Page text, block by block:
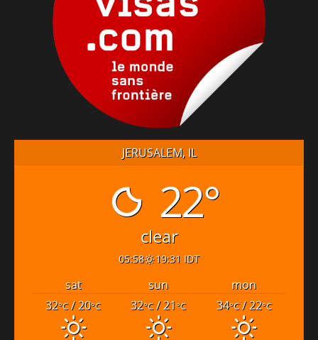
JERUSALEM, IL
22°
clear
05:58 19:31 IDT
sat sun
mon
32°C/ 20°C 32°C/ 21°C 34°C/ 22°C